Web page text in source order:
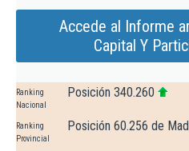
Accede al Informe
Capital Y
Ranking
Nacional
Posición 340.260
Ranking
Provincial
Posición 60.256 de